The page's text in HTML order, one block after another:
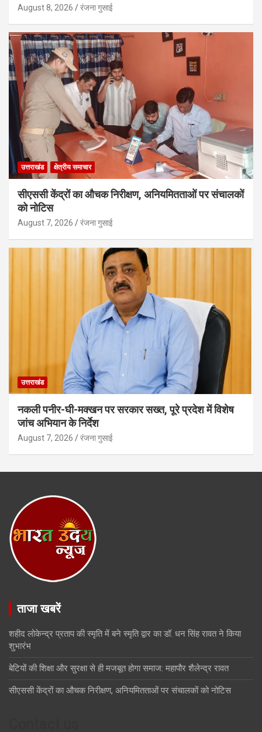
August 8, 2026 रंजना गुसाई
उत्तराखंड क्षेत्रीय समाचार
सीएससी केंद्रों का औचक निरीक्षण, अनियमितताओं पर संचालकों
को नोटिस
August 7, 2026 रंजना गुसाई
उत्तराखंड
नकली पनीर-घी-मक्खन पर सरकार सख्त, पूरे प्रदेश में विशेष
जांच अभियान के निर्देश
August 7, 2026 रंजना गुसाई
ताजा खबरें
शहीद लोकेन्द्र प्रताप की स्मृति में बने स्मृति द्वार का डॉ. धन सिंह रावत ने किया
शुभारंभ
बेटियों की शिक्षा और सुरक्षा से ही मजबूत होगा समाज: महापौर शैलेन्द्र रावत
सीएससी केंद्रों का औचक निरीक्षण, अनियमितताओं पर संचालकों को नोटिस